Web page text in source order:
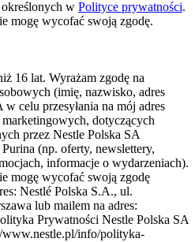
w Polityce prywatności.
mogę wycofać swoją zgodę.
16 lat. Wyrażam zgodę na
(imię, nazwisko, adres
w celu przesyłania na mój adres
dotyczących
przez Nestle Polska SA
(np. oferty, newslettery,
informacje o wydarzeniach).
mogę wycofać swoją zgodę
Nestlé Polska S.A., ul.
lub mailem na adres:
Prywatności Nestle Polska SA
www.nestle.pl/info/polityka-